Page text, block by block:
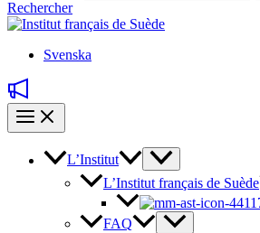
Rechercher
Svenska
L’Institut
L’Institut français de Suède
FAQ